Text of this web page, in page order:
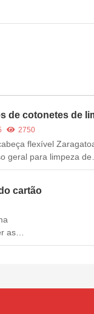
de cotonetes de
espuma para lentes
de impressão
2750
flexível
geral para limpeza de
com recessos mais
para tintas
A cabeça de
com ponta em
limpeza...
cartão
as
de